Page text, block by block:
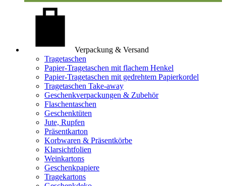
Verpackung & Versand
Tragetaschen
Papier-Tragetaschen mit flachem Henkel
Papier-Tragetaschen mit gedrehtem Papierkordel
Tragetaschen Take-away
Geschenkverpackungen & Zubehör
Flaschentaschen
Geschenktüten
Jute, Rupfen
Präsentkarton
Korbwaren & Präsentkörbe
Klarsichtfolien
Weinkartons
Geschenkpapiere
Tragekartons